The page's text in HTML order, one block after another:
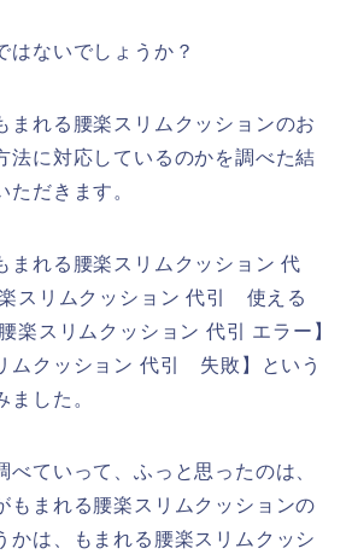
はないでしょうか？
まれる腰楽スリムクッションのお
法に対応しているのかを調べた結
ただきます。
まれる腰楽スリムクッション 代
スリムクッション 代引 使える
楽スリムクッション 代引 エラー】
ムクッション 代引 失敗】という
ました。
べていって、ふっと思ったのは、
もまれる腰楽スリムクッションの
かは、もまれる腰楽スリムクッシ